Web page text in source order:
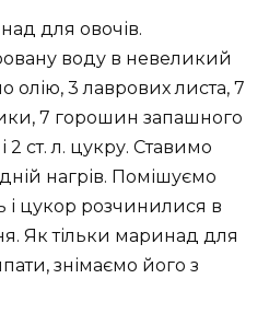
для овочів.
воду в невеликий
олію, 3 лаврових листа, 7
7 горошин запашного
2 ст. л. цукру. Ставимо
нагрів. Помішуємо
і цукор розчинилися в
Як тільки маринад для
знімаємо його з